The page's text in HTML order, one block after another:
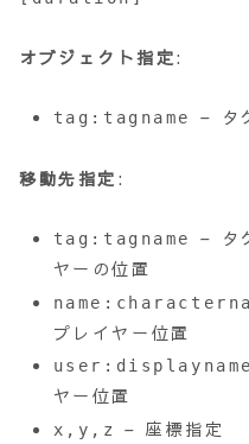
オブジェクト指定:
tag:tagname – タ
移動先指定 :
tag:tagname
– タ
ヤーの位置
プレイヤー位置
user:displayname
ヤー位置
x,y,z – 座標指定